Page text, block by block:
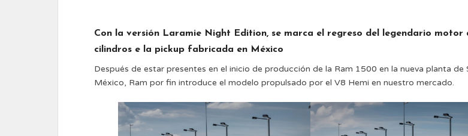
Con la versión Laramie Night Edition, se marca el regreso del legendario motor
cilindros e la pickup fabricada en México
Después de estar presentes en el inicio de producción de la Ram 1500 en la nueva planta de
México, Ram por fin introduce el modelo propulsado por el V8 Hemi en nuestro mercado.